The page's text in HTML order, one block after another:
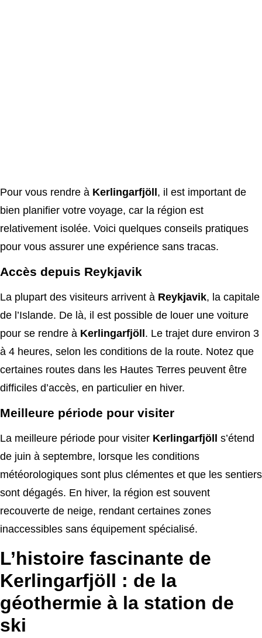
Pour vous rendre à Kerlingarfjöll, il est important de
bien planifier votre voyage, car la région est
relativement isolée. Voici quelques conseils pratiques
pour vous assurer une expérience sans tracas.
Accès depuis Reykjavik
La plupart des visiteurs arrivent à Reykjavik, la capitale
de l’Islande. De là, il est possible de louer une voiture
pour se rendre à Kerlingarfjöll . Le trajet dure environ 3
à 4 heures, selon les conditions de la route. Notez que
certaines routes dans les Hautes Terres peuvent être
difficiles d’accès, en particulier en hiver.
Meilleure période pour visiter
La meilleure période pour visiter Kerlingarfjöll
s’étend
de juin à septembre, lorsque les conditions
météorologiques sont plus clémentes et que les sentiers
sont dégagés. En hiver, la région est souvent
recouverte de neige, rendant certaines zones
inaccessibles sans équipement spécialisé.
L’histoire fascinante de
Kerlingarfjöll : de la
géothermie à la station de
ski